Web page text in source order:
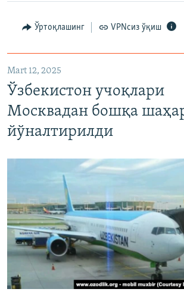
Ўртоқлашинг VPNсиз ўқиш
Mart 12, 2025
Ўзбекистон учоқлари
Москвадан бошқа
йўналтирилди